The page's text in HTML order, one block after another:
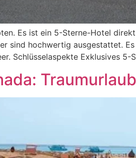
Es ist ein 5-Sterne-Hotel
sind hochwertig ausgestattet.
Schlüsselaspekte Exklusives